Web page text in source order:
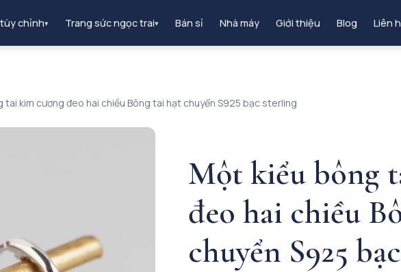
chỉnh▾ Trang sức ngọc trai▾ Bán sỉ Nhà máy Giới thiệu Blog Liên
tai kim cương đeo hai chiều Bông tai hạt chuyển S925 bạc sterling
Một kiểu bông
đeo hai chiều
chuyển S925